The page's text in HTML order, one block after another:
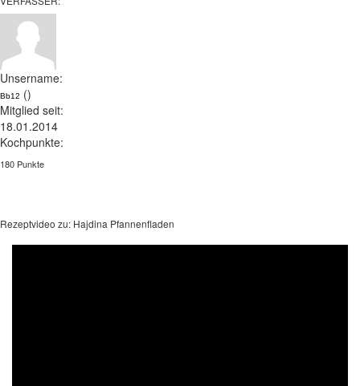
Unsername:
Bb12 ()
Mitglied seit:
18.01.2014
Kochpunkte:
180 Punkte
Rezeptvideo zu: Hajdina Pfannenfladen